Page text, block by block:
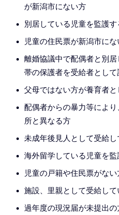
が新潟市にない方
別居している児童を監護
児童の住民票が新潟市にな
離婚協議中で配偶者と別
帯の保護者を受給者とし
父母ではない方が養育者
配偶者からの暴力等によ
所と異なる方
未成年後見人として受給
海外留学している児童を
児童の戸籍や住民票がない
施設、里親として受給して
過年度の現況届が未提出の